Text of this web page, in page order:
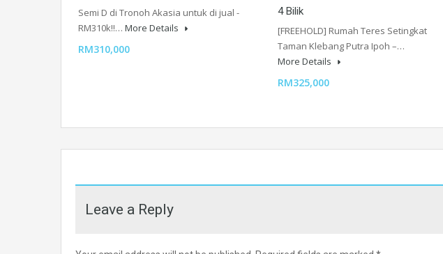
Semi D di Tronoh Akasia untuk di jual -
RM310k!!… More Details
RM310,000
4 Bilik
[FREEHOLD] Rumah Teres Setingkat
Taman Klebang Putra Ipoh –…
More Details
RM325,000
Leave a Reply